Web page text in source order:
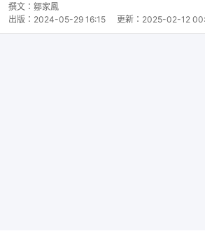
撰文： 鄒家鳳
出版： 2024-05-29 16:15 更新： 2025-02-12